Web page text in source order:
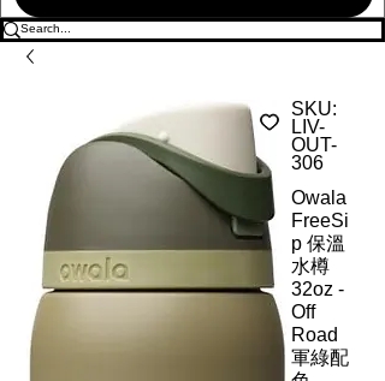
SKU:
LIV-
OUT-
306
Owala
FreeSi
p 保溫
水樽
32oz -
Off
Road
軍綠配